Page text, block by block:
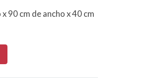
90 cm de ancho x 40 cm